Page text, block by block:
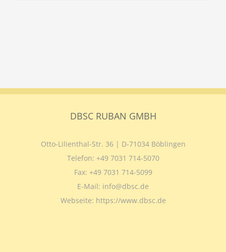
DBSC RUBAN GMBH
Otto-Lilienthal-Str. 36 | D-71034 Böblingen
Telefon: +49 7031 714-5070
Fax: +49 7031 714-5099
E-Mail: info@dbsc.de
Webseite: https://www.dbsc.de